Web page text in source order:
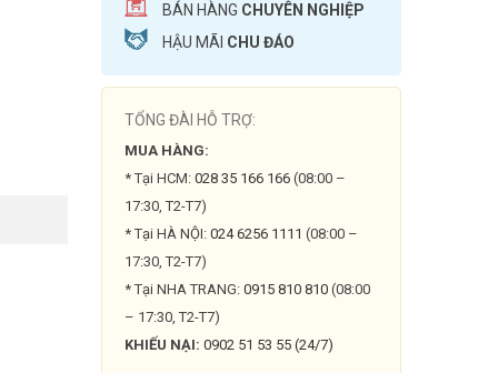
BÁN HÀNG CHUYÊN NGHIỆP
HẬU MÃI CHU ĐÁO
TỔNG ĐÀI HỖ TRỢ:
MUA HÀNG:
* Tại HCM: 028 35 166 166 (08:00 –
17:30, T2-T7)
* Tại HÀ NỘI: 024 6256 1111 (08:00 –
17:30, T2-T7)
* Tại NHA TRANG: 0915 810 810 (08:00
– 17:30, T2-T7)
KHIẾU NẠI: 0902 51 53 55 (24/7)